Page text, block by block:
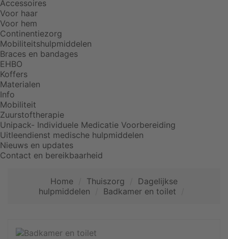
Accessoires
Voor haar
Voor hem
Continentiezorg
Mobiliteitshulpmiddelen
Braces en bandages
EHBO
Koffers
Materialen
Info
Mobiliteit
Zuurstoftherapie
Unipack- Individuele Medicatie Voorbereiding
Uitleendienst medische hulpmiddelen
Nieuws en updates
Contact en bereikbaarheid
Home Thuiszorg
Dagelijkse
hulpmiddelen
Badkamer en toilet